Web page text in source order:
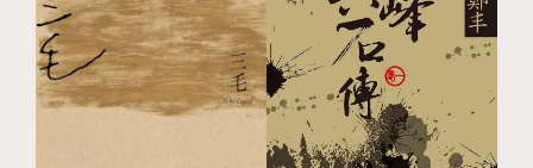
紡織品和表面結構複雜的物件，效果令人震撼。
愛爾蘭總理訪問現任教宗時贈送的禮物，就出自愛爾蘭
國寶哈利．克拉克之手。